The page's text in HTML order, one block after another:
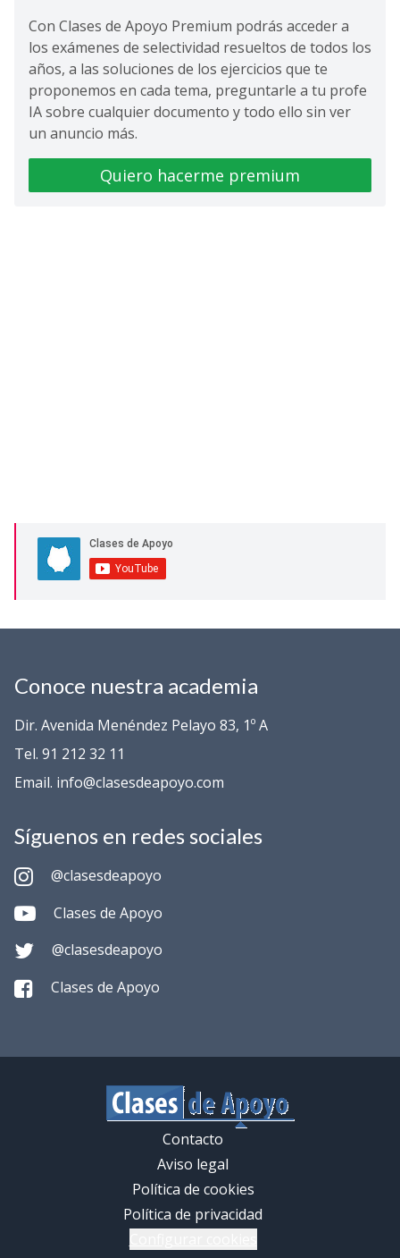
Con Clases de Apoyo Premium podrás acceder a
los exámenes de selectividad resueltos de todos los
años, a las soluciones de los ejercicios que te
proponemos en cada tema, preguntarle a tu profe
IA sobre cualquier documento y todo ello sin ver
un anuncio más.
Quiero hacerme premium
Conoce nuestra academia
Dir. Avenida Menéndez Pelayo 83, 1º A
Tel. 91 212 32 11
Email. info@clasesdeapoyo.com
Síguenos en redes sociales
@clasesdeapoyo
Clases de Apoyo
@clasesdeapoyo
Clases de Apoyo
Contacto
Aviso legal
Política de cookies
Política de privacidad